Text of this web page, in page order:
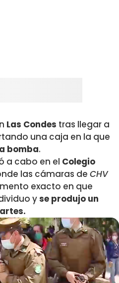
Las Condes tras llegar a
una caja en la que
bomba.
a cabo en el Colegio
las cámaras de CHV
exacto en que
yse produjo un